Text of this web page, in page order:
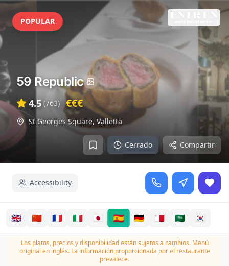
POPULAR
Cerrado Compartir
59 Republic
4.5 (763) €€€
St Georges Square, Valletta
Accessibility
🇬🇧 🇨🇳 🇫🇷 🇮🇹 🇯🇵 🇪🇸 🇩🇪 🇲🇹 🇸🇦 🇰🇷
Los platos, precios y disponibilidad están sujetos a cambios.Menú
original en inglés. La información proporcionada por el restaurante
prevalece.